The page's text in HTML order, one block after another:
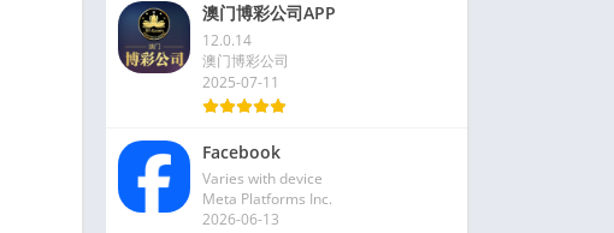
教育游戏
角色扮演
文字游戏
竞速游戏
策略游戏
澳门博彩公司APP
12.0.14
澳门博彩公司
2025-07-11
Facebook
Varies with device
Meta Platforms Inc.
2026-06-13